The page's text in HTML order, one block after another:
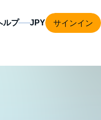
ルプ サインイン